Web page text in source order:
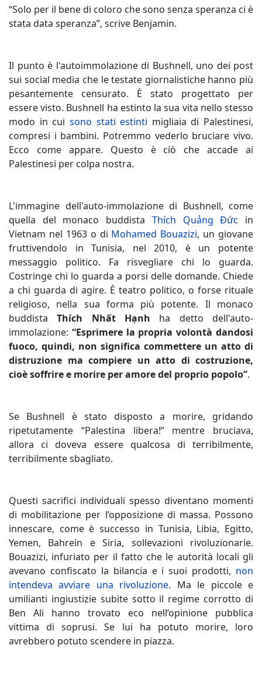
“Solo per il bene di coloro che sono senza speranza ci è
stata data speranza”, scrive Benjamin.
Il punto è l'autoimmolazione di Bushnell, uno dei post
sui social media che le testate giornalistiche hanno più
pesantemente censurato. È stato progettato per
essere visto. Bushnell ha estinto la sua vita nello stesso
modo in cui sono stati estinti migliaia di Palestinesi,
compresi i bambini. Potremmo vederlo bruciare vivo.
Ecco come appare. Questo è ciò che accade ai
Palestinesi per colpa nostra.
L'immagine dell'auto-immolazione di Bushnell, come
quella del monaco buddista Thích Quảng Đức in
Vietnam nel 1963 o di Mohamed Bouazizi, un giovane
fruttivendolo in Tunisia, nel 2010, è un potente
messaggio politico. Fa risvegliare chi lo guarda.
Costringe chi lo guarda a porsi delle domande. Chiede
a chi guarda di agire. È teatro politico, o forse rituale
religioso, nella sua forma più potente. Il monaco
buddistaThích Nhất Hạnh ha detto dell'auto-
immolazione: “Esprimere la propria volontà dandosi
fuoco, quindi, non significa commettere un atto di
distruzione ma compiere un atto di costruzione,
cioè soffrire e morire per amore del proprio popolo”.
Se Bushnell è stato disposto a morire, gridando
ripetutamente “Palestina libera!” mentre bruciava,
allora ci doveva essere qualcosa di terribilmente,
terribilmente sbagliato.
Questi sacrifici individuali spesso diventano momenti
di mobilitazione per l’opposizione di massa. Possono
innescare, come è successo in Tunisia, Libia, Egitto,
Yemen, Bahrein e Siria, sollevazioni rivoluzionarie.
Bouazizi, infuriato per il fatto che le autorità locali gli
avevano confiscato la bilancia e i suoi prodotti, non
intendeva avviare una rivoluzione. Ma le piccole e
umilianti ingiustizie subite sotto il regime corrotto di
Ben Ali hanno trovato eco nell’opinione pubblica
vittima di soprusi. Se lui ha potuto morire, loro
avrebbero potuto scendere in piazza.